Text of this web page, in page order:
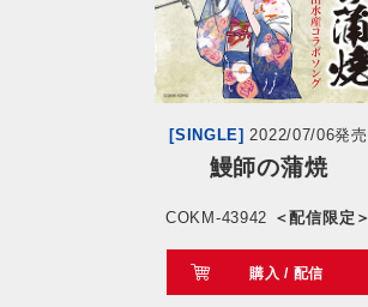
閉じる
[SINGLE] 2022/07/06発売
鰻師の蒲焼
COKM-43942 ＜配信限定＞
購入 / 配信